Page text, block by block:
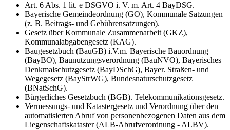
Art. 6 Abs. 1 lit. e DSGVO i. V. m. Art. 4 BayDSG.
Bayerische Gemeindeordnung (GO), Kommunale Satzungen
(z. B. Beitrags- und Gebührensatzungen).
Gesetz über Kommunale Zusammenarbeit (GKZ),
Kommunalabgabengesetz (KAG).
Baugesetzbuch (BauGB) i.V.m. Bayerische Bauordnung
(BayBO), Baunutzungsverordnung (BauNVO), Bayerisches
Denkmalschutzgesetz (BayDSchG), Bayer. Straßen- und
Wegegesetz (BayStrWG), Bundesnaturschutzgesetz
(BNatSchG).
Bürgerliches Gesetzbuch (BGB). Telekommunikationsgesetz.
Vermessungs- und Katastergesetz und Verordnung über den
automatisierten Abruf von personenbezogenen Daten aus dem
Liegenschaftskataster (ALB-Abrufverordnung - ALBV).